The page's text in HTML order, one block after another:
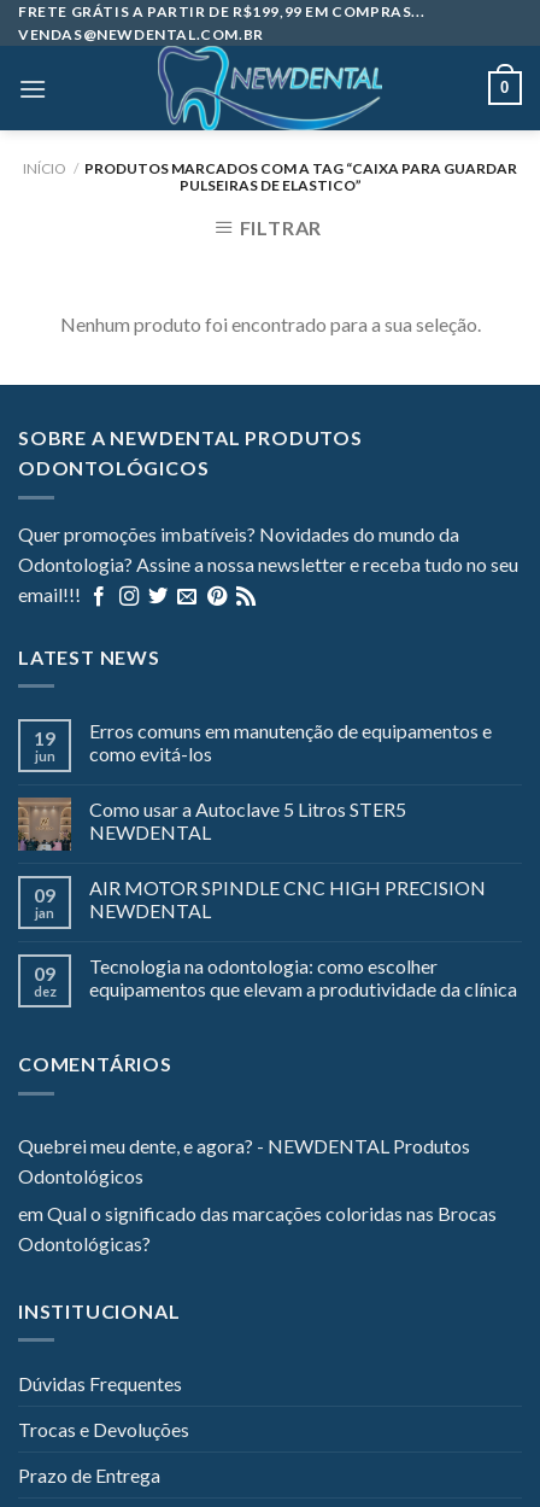
Skip
to
FRETE GRÁTIS A PARTIR DE R$199,99 EM COMPRAS...
VENDAS@NEWDENTAL.COM.BR
0
INÍCIO / PRODUTOS MARCADOS COM A TAG “CAIXA PARA GUARDAR
PULSEIRAS DE ELASTICO”
FILTRAR
Nenhum produto foi encontrado para a sua seleção.
SOBRE A NEWDENTAL PRODUTOS
ODONTOLÓGICOS
Quer promoções imbatíveis? Novidades do mundo da
Odontologia? Assine a nossa newsletter e receba tudo no seu
email!!!
LATEST NEWS
19
jun
Erros comuns em manutenção de equipamentos e
como evitá-los
Como usar a Autoclave 5 Litros STER5
NEWDENTAL
09
jan
AIR MOTOR SPINDLE CNC HIGH PRECISION
NEWDENTAL
09
dez
Tecnologia na odontologia: como escolher
equipamentos que elevam a produtividade da clínica
COMENTÁRIOS
Quebrei meu dente, e agora? - NEWDENTAL Produtos
Odontológicos
emQual o significado das marcações coloridas nas Brocas
Odontológicas?
INSTITUCIONAL
Dúvidas Frequentes
Trocas e Devoluções
Prazo de Entrega